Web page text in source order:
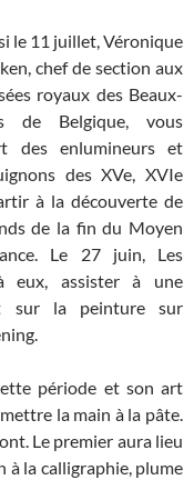
le 11 juillet, Véronique
chef de section aux
royaux des Beaux-
de Belgique, vous
des enlumineurs et
des XVe, XVIe
à la découverte de
de la fin du Moyen
Le 27 juin, Les
eux, assister à une
sur la peinture sur
période et son art
la main à la pâte.
Le premier aura lieu
à la calligraphie, plume